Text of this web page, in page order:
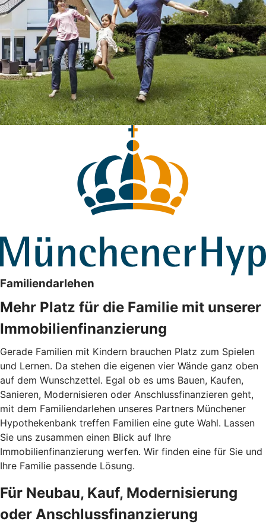
Familiendarlehen
Mehr Platz für die Familie mit unserer
Immobilienfinanzierung
Gerade Familien mit Kindern brauchen Platz zum Spielen
und Lernen. Da stehen die eigenen vier Wände ganz oben
auf dem Wunschzettel. Egal ob es ums Bauen, Kaufen,
Sanieren, Modernisieren oder Anschlussfinanzieren geht,
mit dem Familiendarlehen unseres Partners Münchener
Hypothekenbank treffen Familien eine gute Wahl. Lassen
Sie uns zusammen einen Blick auf Ihre
Immobilienfinanzierung werfen. Wir finden eine für Sie und
Ihre Familie passende Lösung.
Für Neubau, Kauf, Modernisierung
oder Anschlussfinanzierung